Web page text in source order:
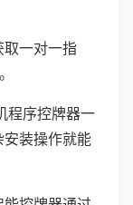
取一对一指
程序控牌器一
装操作就能